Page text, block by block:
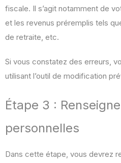
fiscale. Il s’agit notamment de
et les revenus préremplis tels
de retraite, etc.
Si vous constatez des erreurs,
utilisant l’outil de modification
Étape 3 :
personnelles
Dans cette étape, vous devrez